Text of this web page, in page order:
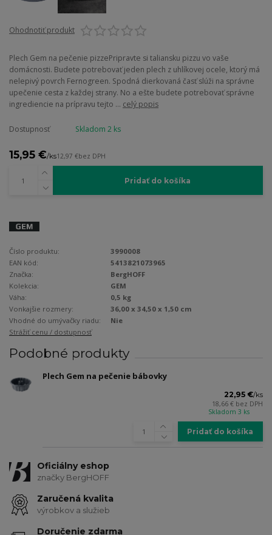
Ohodnotiť produkt
Plech Gem na pečenie pizzePripravte si taliansku pizzu vo vaše
domácnosti. Budete potrebovať jeden plech z uhlíkovej ocele, ktorý má
nelepivý povrch Fernogreen. Spodná dierkovaná časť slúži na správne
upečenie cesta z každej strany. No a ešte budete potrebovať správne
ingrediencie na prípravu tejto ... celý popis
Dostupnosť Skladom 2 ks
15,95 €/ks12,97 €bez DPH
Pridať do košíka
Číslo produktu:
3990008
EAN kód:
5413821073965
Značka:
BergHOFF
Kolekcia:
GEM
Váha:
0,5 kg
Vonkajšie rozmery:
36,00 x 34,50 x 1,50 cm
Vhodné do umývačky riadu:
Nie
Strážiť cenu / dostupnosť
Podobné produkty
Plech Gem na pečenie bábovky
22,95 €/ks
18,66 € bez DPH
Skladom 3 ks
Pridať do košíka
Oficiálny eshop
značky BergHOFF
Zaručená kvalita
výrobkov a služieb
Doručenie zdarma